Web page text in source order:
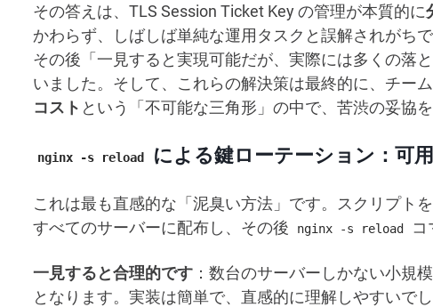
その答えは、TLS Session Ticket Key の管理が本質的に
かわらず、しばしば単純な運用タスクと誤解されがち
その後「一見すると実現可能だが、実際には多くの落
いました。そして、これらの解決策は最終的に、チー
コスト という「不可能な三角形」の中で、苦渋の妥協
nginx -s reload による鍵ローテーション：可
これは最も直感的な「泥臭い方法」です。スクリプト
すべてのサーバーに配布し、その後
nginx -s reload コ
一見すると合理的です ：数台のサーバーしかない小規
となります。実装は簡単で、直感的に理解しやすいでし